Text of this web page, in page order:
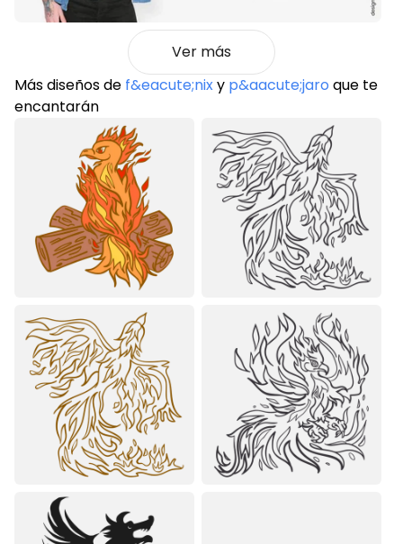
Ver más
Más diseños de f&eacute;nixy p&aacute;jaro que te
encantarán